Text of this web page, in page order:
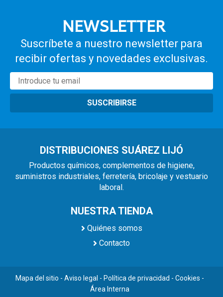
NEWSLETTER
Suscríbete a nuestro newsletter para
recibir ofertas y novedades exclusivas.
SUSCRIBIRSE
DISTRIBUCIONES SUÁREZ LIJÓ
Productos químicos, complementos de higiene,
suministros industriales, ferretería, bricolaje y vestuario
laboral.
NUESTRA TIENDA
Quiénes somos
Contacto
Mapa del sitio - Aviso legal - Política de privacidad - Cookies -
Área Interna